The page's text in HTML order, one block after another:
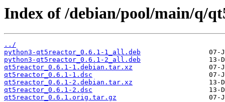
Index of /debian/pool/main/q/
../
python3-qt5reactor_0.6.1-1_all.deb
python3-qt5reactor_0.6.1-2_all.deb
qt5reactor_0.6.1-1.debian.tar.xz
qt5reactor_0.6.1-1.dsc
qt5reactor_0.6.1-2.debian.tar.xz
qt5reactor_0.6.1-2.dsc
qt5reactor_0.6.1.orig.tar.gz